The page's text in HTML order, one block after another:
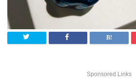
Sponsored Links